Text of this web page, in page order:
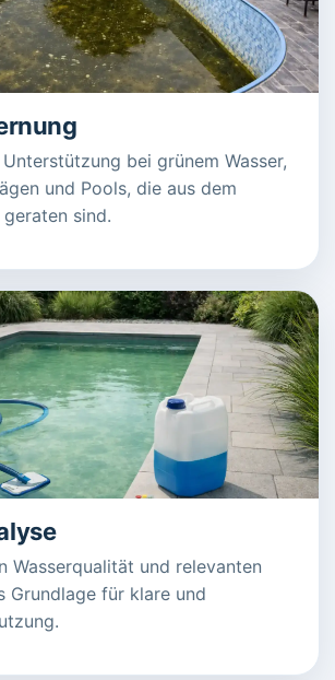
bei grünem Wasser,
und Pools, die aus dem
sind.
Wasserqualität und relevanten
Grundlage für klare und